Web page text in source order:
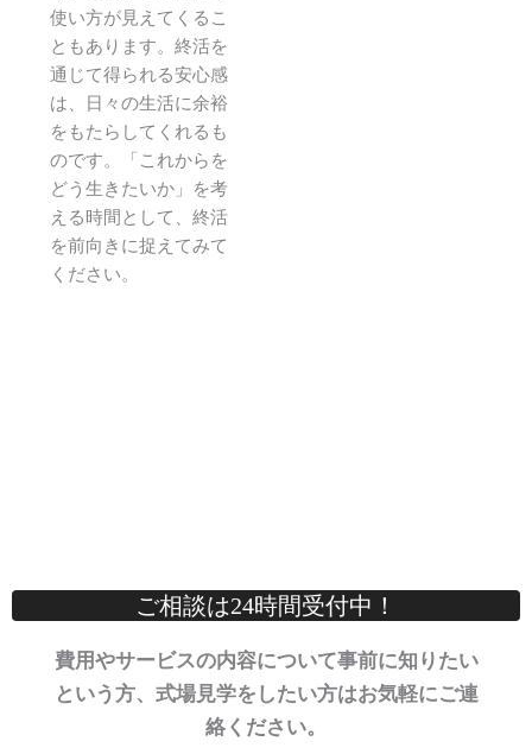
使い方が見えてくるこ
ともあります。終活を
通じて得られる安心感
は、日々の生活に余裕
をもたらしてくれるも
のです。「これからを
どう生きたいか」を考
える時間として、終活
を前向きに捉えてみて
ください。
ご相談は24時間受付中！
費用やサービスの内容について事前に知りたい
という方、式場見学をしたい方はお気軽にご連
絡ください。